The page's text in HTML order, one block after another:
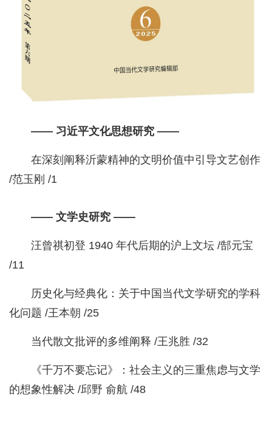
—— 习近平文化思想研究 ——
在深刻阐释沂蒙精神的文明价值中引导文艺创作
/范玉刚 /1
—— 文学史研究 ——
汪曾祺初登 1940 年代后期的沪上文坛 /郜元宝
/11
历史化与经典化：关于中国当代文学研究的学科
化问题 /王本朝 /25
当代散文批评的多维阐释 /王兆胜 /32
《千万不要忘记》：社会主义的三重焦虑与文学
的想象性解决 /邱野 俞航 /48